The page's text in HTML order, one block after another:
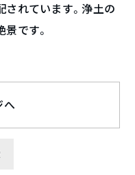
されています。浄土の
です。
へ